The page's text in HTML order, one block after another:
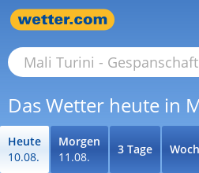
Das Wetter heute in
Heute
10.08.
Morgen
11.08.
3 Tage